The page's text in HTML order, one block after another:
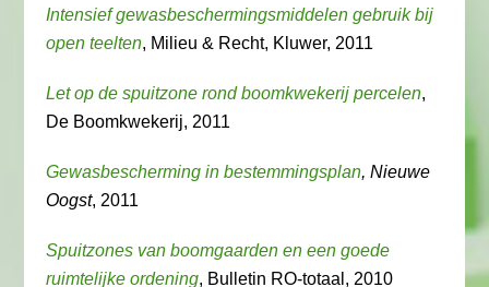
Intensief gewasbeschermingsmiddelen gebruik bij
open teelten, Milieu & Recht, Kluwer, 2011
Let op de spuitzone rond boomkwekerij percelen,
De Boomkwekerij, 2011
Gewasbescherming in bestemmingsplan, Nieuwe
Oogst, 2011
Spuitzones van boomgaarden en een goede
ruimtelijke ordening, Bulletin RO-totaal, 2010